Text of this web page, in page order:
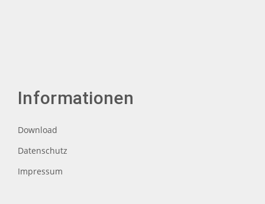
Informationen
Download
Datenschutz
Impressum